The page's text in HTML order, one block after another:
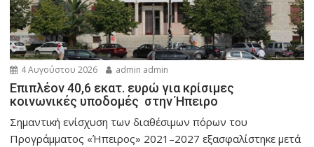
4 Αυγούστου 2026 admin admin
Επιπλέον 40,6 εκατ. ευρώ για κρίσιμες
κοινωνικές υποδομές στην Ήπειρο
Σημαντική ενίσχυση των διαθέσιμων πόρων του
Προγράμματος «Ήπειρος» 2021–2027 εξασφαλίστηκε μετά